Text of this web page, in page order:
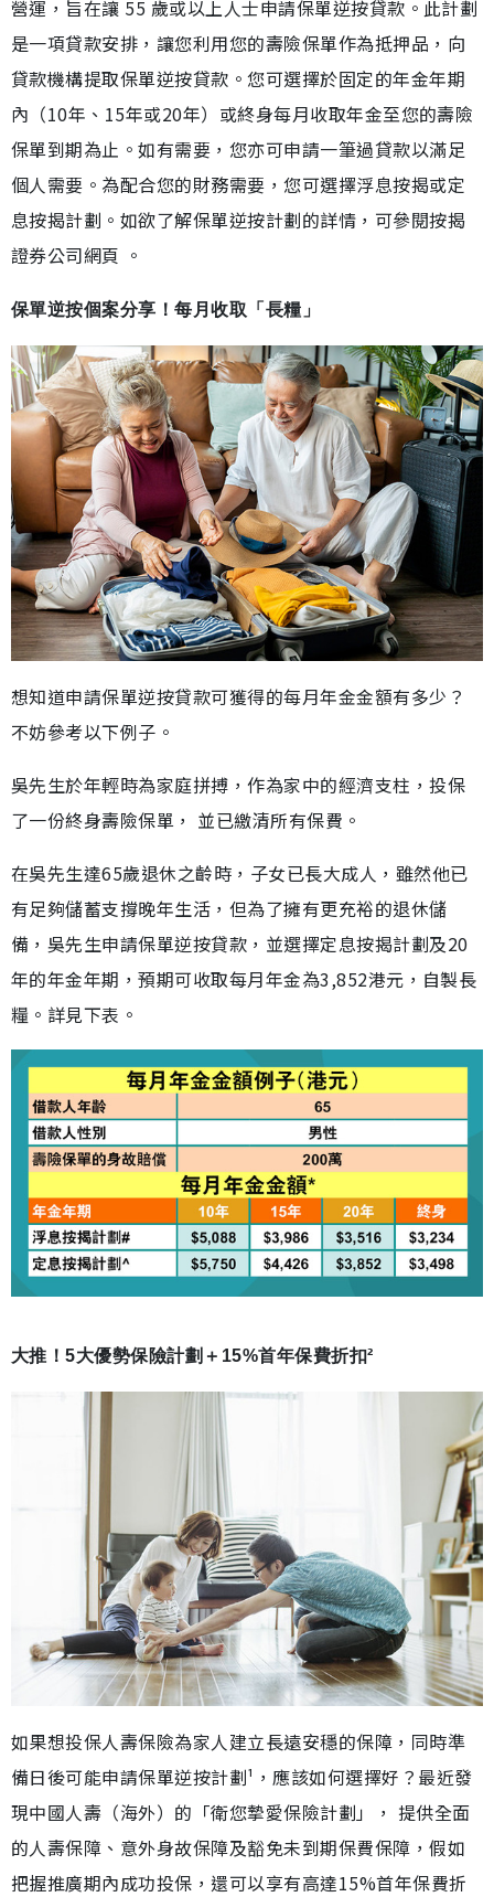
營運，旨在讓 55 歲或以上人士申請保單逆按貸款。此計劃
是一項貸款安排，讓您利用您的壽險保單作為抵押品，向
貸款機構提取保單逆按貸款。您可選擇於固定的年金年期
內（10年、15年或20年）或終身每月收取年金至您的壽險
保單到期為止。如有需要，您亦可申請一筆過貸款以滿足
個人需要。為配合您的財務需要，您可選擇浮息按揭或定
息按揭計劃。如欲了解保單逆按計劃的詳情，可參閱按揭
證券公司網頁 。
保單逆按個案分享！每月收取「長糧」
想知道申請保單逆按貸款可獲得的每月年金金額有多少？
不妨參考以下例子。
吳先生於年輕時為家庭拼搏，作為家中的經濟支柱，投保
了一份終身壽險保單， 並已繳清所有保費。
在吳先生達65歲退休之齡時，子女已長大成人，雖然他已
有足夠儲蓄支撐晚年生活，但為了擁有更充裕的退休儲
備，吳先生申請保單逆按貸款，並選擇定息按揭計劃及20
年的年金年期，預期可收取每月年金為3,852港元，自製長
糧。詳見下表。
大推！5大優勢保險計劃＋15%首年保費折扣²
如果想投保人壽保險為家人建立長遠安穩的保障，同時準
備日後可能申請保單逆按計劃¹，應該如何選擇好？最近發
現中國人壽（海外）的「衛您摯愛保險計劃」， 提供全面
的人壽保障、意外身故保障及豁免未到期保費保障，假如
把握推廣期內成功投保，還可以享有高達15%首年保費折